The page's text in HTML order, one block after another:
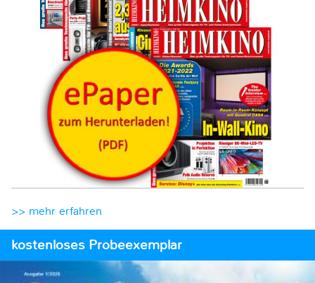
>> mehr erfahren
kostenloses Probeexemplar